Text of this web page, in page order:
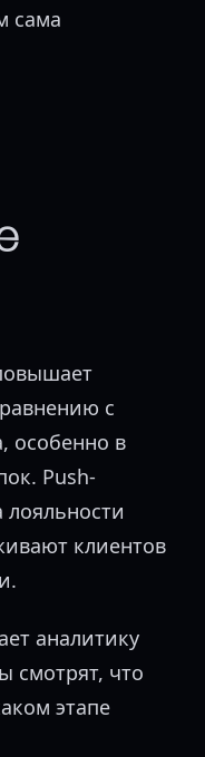
сама
с
особенно в
Push-
клиентов
аналитику
смотрят, что
этапе